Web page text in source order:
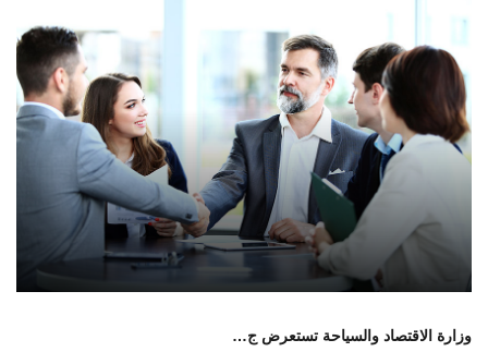
وزارة الاقتصاد والسياحة تستعرض ج…